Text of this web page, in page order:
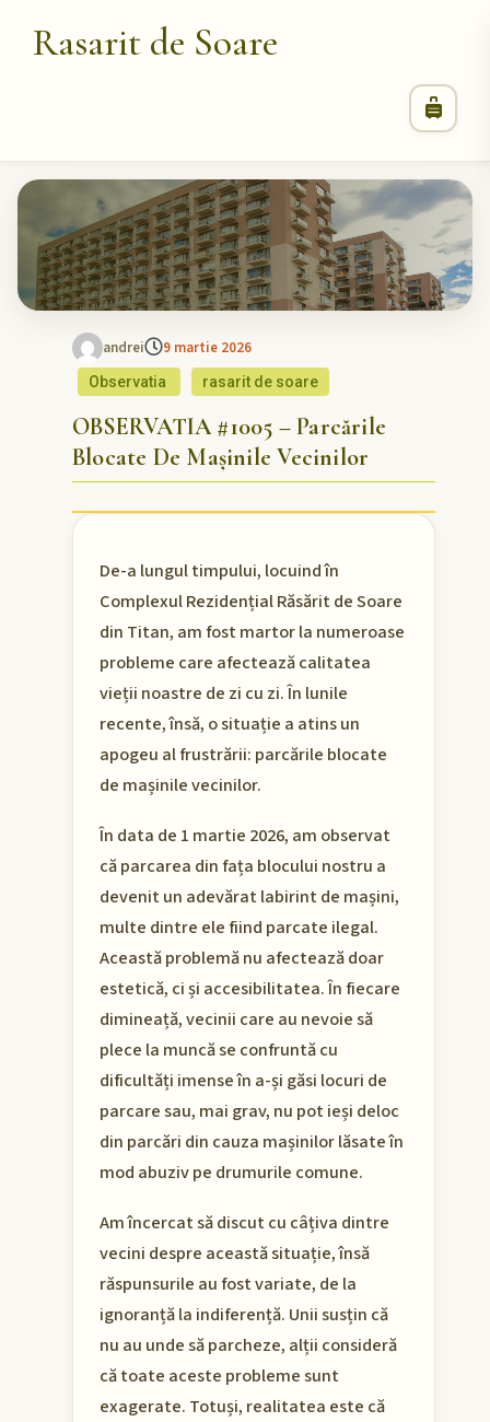
Rasarit de Soare
andrei 9 martie 2026
Observatia rasarit de soare
OBSERVATIA #1005 – Parcările
Blocate De Mașinile Vecinilor
De-a lungul timpului, locuind în
Complexul Rezidențial Răsărit de Soare
din Titan, am fost martor la numeroase
probleme care afectează calitatea
vieții noastre de zi cu zi. În lunile
recente, însă, o situație a atins un
apogeu al frustrării: parcările blocate
de mașinile vecinilor.
În data de 1 martie 2026, am observat
că parcarea din fața blocului nostru a
devenit un adevărat labirint de mașini,
multe dintre ele fiind parcate ilegal.
Această problemă nu afectează doar
estetică, ci și accesibilitatea. În fiecare
dimineață, vecinii care au nevoie să
plece la muncă se confruntă cu
dificultăți imense în a-și găsi locuri de
parcare sau, mai grav, nu pot ieși deloc
din parcări din cauza mașinilor lăsate în
mod abuziv pe drumurile comune.
Am încercat să discut cu câțiva dintre
vecini despre această situație, însă
răspunsurile au fost variate, de la
ignoranță la indiferență. Unii susțin că
nu au unde să parcheze, alții consideră
că toate aceste probleme sunt
exagerate. Totuși, realitatea este că